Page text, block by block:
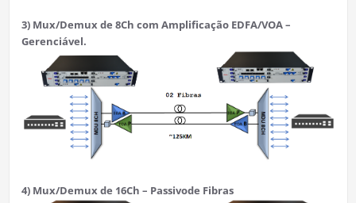
3) Mux/Demux de 8Ch com Amplificação EDFA/VOA –
Gerenciável.
4) Mux/Demux de 16Ch – Passivode Fibras